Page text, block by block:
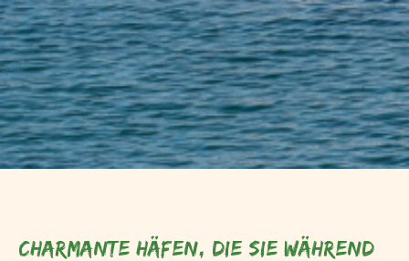
Charmante Häfen, die Sie während